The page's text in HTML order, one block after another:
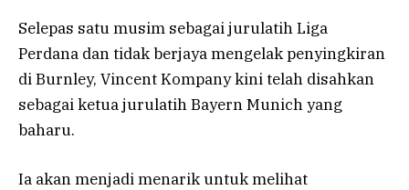
Selepas satu musim sebagai jurulatih Liga
Perdana dan tidak berjaya mengelak penyingkiran
di Burnley, Vincent Kompany kini telah disahkan
sebagai ketua jurulatih Bayern Munich yang
baharu.
Ia akan menjadi menarik untuk melihat